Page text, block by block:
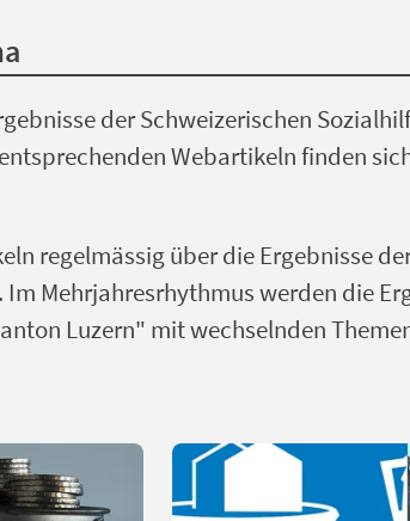
der Schweizerischen
Webartikeln finden
regelmässig über die Ergebnisse
Mehrjahresrhythmus werden die
Luzern" mit wechselnden